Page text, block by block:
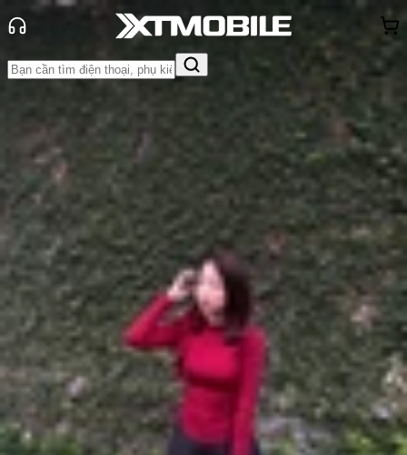
Tin tức
Thủ thuật
Tin Mới
Đánh Giá - Trên Tay So Sánh Tư vấn
Khuyến
mãiThủ thuật Hỏi đáp App - Game Thông báo
Khách
hàng - Sự kiện
Chuông báo thức iPhone bị nhỏ?
Nguyên nhân và cách khắc phục
hiệu quả
Anh Thư
Ngày đăng: 21/12/2025
Cập nhật:
21/12/2025